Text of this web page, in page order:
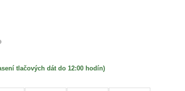
tlačových dát do 12:00 hodín)